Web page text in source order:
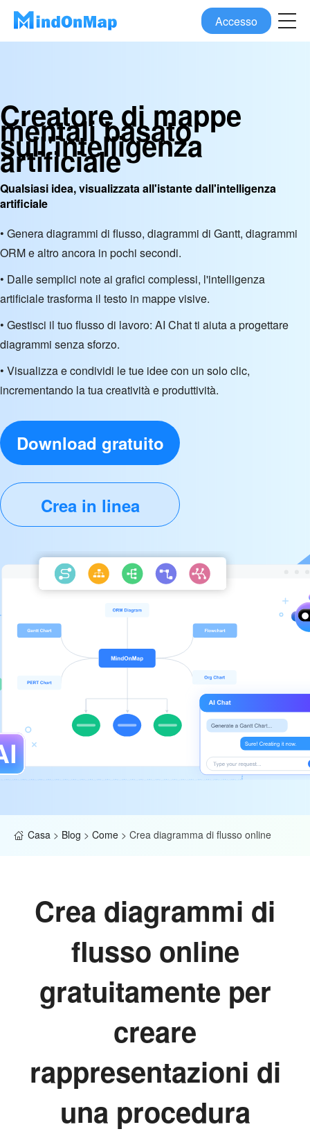
Accesso
Creatore di mappe
mentali basato
sull'intelligenza
artificiale
Qualsiasi idea, visualizzata all'istante dall'intelligenza
artificiale
• Genera diagrammi di flusso, diagrammi di Gantt, diagrammi
ORM e altro ancora in pochi secondi.
• Dalle semplici note ai grafici complessi, l'intelligenza
artificiale trasforma il testo in mappe visive.
• Gestisci il tuo flusso di lavoro: AI Chat ti aiuta a progettare
diagrammi senza sforzo.
• Visualizza e condividi le tue idee con un solo clic,
incrementando la tua creatività e produttività.
Download gratuito
Crea in linea
Casa > Blog > Come > Crea diagramma di flusso online
Crea diagrammi di
flusso online
gratuitamente per
creare
rappresentazioni di
una procedura